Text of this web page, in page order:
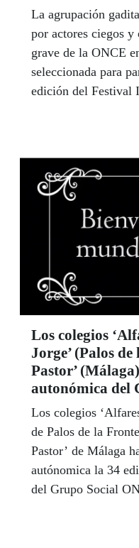
La agrupación
por actores ciegos
grave de la ONCE
seleccionada para
edición del Festival
Almagro y la
abril en Madrid un
el que ambas
a trabajar de forma
una 41ª edición
con independencia
Los colegios
Jorge’ (Palos
Pastor’
autonómica del
Los colegios
de Palos de la
Pastor’ de Málaga
autónomica la 34
del Grupo Social